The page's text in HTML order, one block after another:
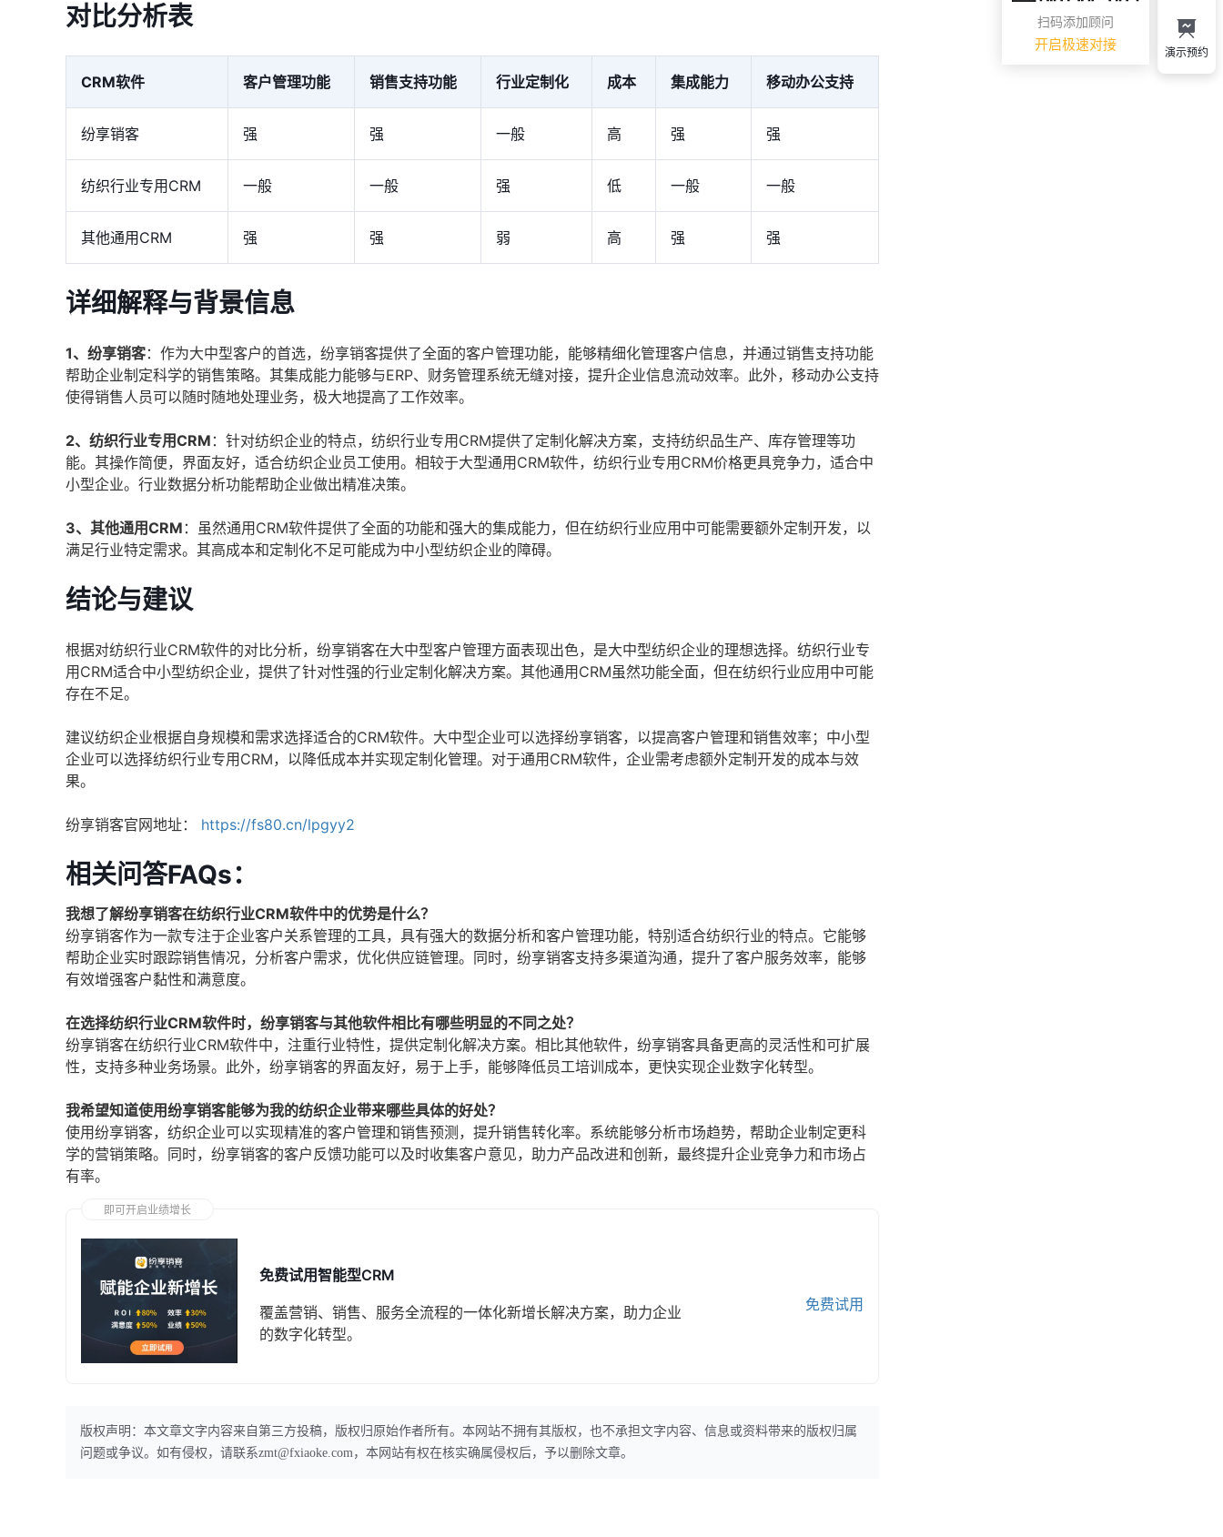
对比分析表
CRM软件 客户管理功能 销售支持功能 行业定制化 成本 集成能力 移动办公支持
纷享销客 强 强 一般 高 强 强
纺织行业专用CRM 一般 一般 强 低 一般 一般
其他通用CRM 强 强 弱 高 强 强
详细解释与背景信息
1、纷享销客：作为大中型客户的首选，纷享销客提供了全面的客户管理功能，能够精细化管理客户信息，并通过销售支持功能
帮助企业制定科学的销售策略。其集成能力能够与ERP、财务管理系统无缝对接，提升企业信息流动效率。此外，移动办公支持
使得销售人员可以随时随地处理业务，极大地提高了工作效率。
2、纺织行业专用CRM ：针对纺织企业的特点，纺织行业专用CRM提供了定制化解决方案，支持纺织品生产、库存管理等功
能。其操作简便，界面友好，适合纺织企业员工使用。相较于大型通用CRM软件，纺织行业专用CRM价格更具竞争力，适合中
小型企业。行业数据分析功能帮助企业做出精准决策。
3、其他通用CRM ：虽然通用CRM软件提供了全面的功能和强大的集成能力，但在纺织行业应用中可能需要额外定制开发，以
满足行业特定需求。其高成本和定制化不足可能成为中小型纺织企业的障碍。
结论与建议
根据对纺织行业CRM软件的对比分析，纷享销客在大中型客户管理方面表现出色，是大中型纺织企业的理想选择。纺织行业专
用CRM适合中小型纺织企业，提供了针对性强的行业定制化解决方案。其他通用CRM虽然功能全面，但在纺织行业应用中可能
存在不足。
建议纺织企业根据自身规模和需求选择适合的CRM软件。大中型企业可以选择纷享销客，以提高客户管理和销售效率；中小型
企业可以选择纺织行业专用CRM，以降低成本并实现定制化管理。对于通用CRM软件，企业需考虑额外定制开发的成本与效
果。
纷享销客官网地址： https://fs80.cn/lpgyy2
相关问答FAQs：
我想了解纷享销客在纺织行业CRM软件中的优势是什么？
纷享销客作为一款专注于企业客户关系管理的工具，具有强大的数据分析和客户管理功能，特别适合纺织行业的特点。它能够
帮助企业实时跟踪销售情况，分析客户需求，优化供应链管理。同时，纷享销客支持多渠道沟通，提升了客户服务效率，能够
有效增强客户黏性和满意度。
在选择纺织行业CRM软件时，纷享销客与其他软件相比有哪些明显的不同之处？
纷享销客在纺织行业CRM软件中，注重行业特性，提供定制化解决方案。相比其他软件，纷享销客具备更高的灵活性和可扩展
性，支持多种业务场景。此外，纷享销客的界面友好，易于上手，能够降低员工培训成本，更快实现企业数字化转型。
我希望知道使用纷享销客能够为我的纺织企业带来哪些具体的好处？
使用纷享销客，纺织企业可以实现精准的客户管理和销售预测，提升销售转化率。系统能够分析市场趋势，帮助企业制定更科
学的营销策略。同时，纷享销客的客户反馈功能可以及时收集客户意见，助力产品改进和创新，最终提升企业竞争力和市场占
有率。
即可开启业绩增长
免费试用智能型CRM
覆盖营销、销售、服务全流程的一体化新增长解决方案，助力企业
的数字化转型。
免费试用
版权声明：本文章文字内容来自第三方投稿，版权归原始作者所有。本网站不拥有其版权，也不承担文字内容、信息或资料带来的版权归属
问题或争议。如有侵权，请联系zmt@fxiaoke.com，本网站有权在核实确属侵权后，予以删除文章。
扫码添加顾问
开启极速对接 演示预约